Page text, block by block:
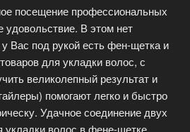
посещение профессиональных
удовольствие. В этом нет
Вас под рукой есть фен-щетка и
для укладки волос, с
великолепный результат и
помогают легко и быстро
Удачное соединение двух
укладки волос в фене-щетке